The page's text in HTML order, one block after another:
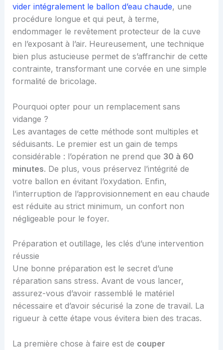
vider intégralement le ballon d’eau chaude, une
procédure longue et qui peut, à terme,
endommager le revêtement protecteur de la cuve
en l’exposant à l’air. Heureusement, une technique
bien plus astucieuse permet de s’affranchir de cette
contrainte, transformant une corvée en une simple
formalité de bricolage.
Pourquoi opter pour un remplacement sans
vidange ?
Les avantages de cette méthode sont multiples et
séduisants. Le premier est un gain de temps
considérable : l’opération ne prend que 30 à 60
minutes. De plus, vous préservez l’intégrité de
votre ballon en évitant l’oxydation. Enfin,
l’interruption de l’approvisionnement en eau chaude
est réduite au strict minimum, un confort non
négligeable pour le foyer.
Préparation et outillage, les clés d’une intervention
réussie
Une bonne préparation est le secret d’une
réparation sans stress. Avant de vous lancer,
assurez-vous d’avoir rassemblé le matériel
nécessaire et d’avoir sécurisé la zone de travail. La
rigueur à cette étape vous évitera bien des tracas.
La première chose à faire est de couper